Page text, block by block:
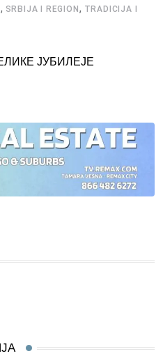
, SRBIJA I REGION, TRADICIJA I
ЈУБИЛЕЈЕ